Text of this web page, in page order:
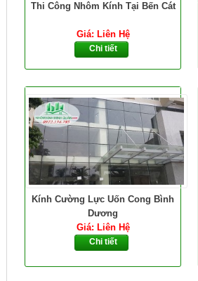
Thi Công Nhôm Kính Tại Bến Cát
Giá: Liên Hệ
Chi tiết
Kính Cường Lực Uốn Cong Bình
Dương
Giá: Liên Hệ
Chi tiết